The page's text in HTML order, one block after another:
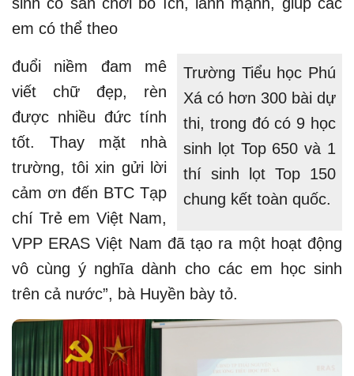
em có thể theo
Trường Tiểu học Phú
Xá có hơn 300 bài dự
thi, trong đó có 9 học
sinh lọt Top 650 và 1
thí sinh lọt Top 150
chung kết toàn quốc.
đuổi niềm đam mê
viết chữ đẹp, rèn
được nhiều đức tính
tốt. Thay mặt nhà
trường, tôi xin gửi lời
cảm ơn đến BTC Tạp
chí Trẻ em Việt Nam,
VPP ERAS Việt Nam đã tạo ra một hoạt động
vô cùng ý nghĩa dành cho các em học sinh
trên cả nước”, bà Huyền bày tỏ.